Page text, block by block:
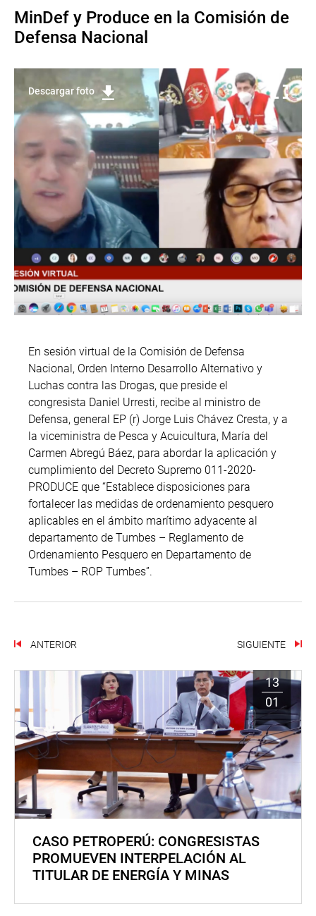
MinDef y Produce en la Comisión de
Defensa Nacional
Descargar foto
En sesión virtual de la Comisión de Defensa
Nacional, Orden Interno Desarrollo Alternativo y
Luchas contra las Drogas, que preside el
congresista Daniel Urresti, recibe al ministro de
Defensa, general EP (r) Jorge Luis Chávez Cresta, y a
la viceministra de Pesca y Acuicultura, María del
Carmen Abregú Báez, para abordar la aplicación y
cumplimiento del Decreto Supremo 011-2020-
PRODUCE que “Establece disposiciones para
fortalecer las medidas de ordenamiento pesquero
aplicables en el ámbito marítimo adyacente al
departamento de Tumbes – Reglamento de
Ordenamiento Pesquero en Departamento de
Tumbes – ROP Tumbes”.
ANTERIOR SIGUIENTE
13
01
CASO PETROPERÚ: CONGRESISTAS
PROMUEVEN INTERPELACIÓN AL
TITULAR DE ENERGÍA Y MINAS